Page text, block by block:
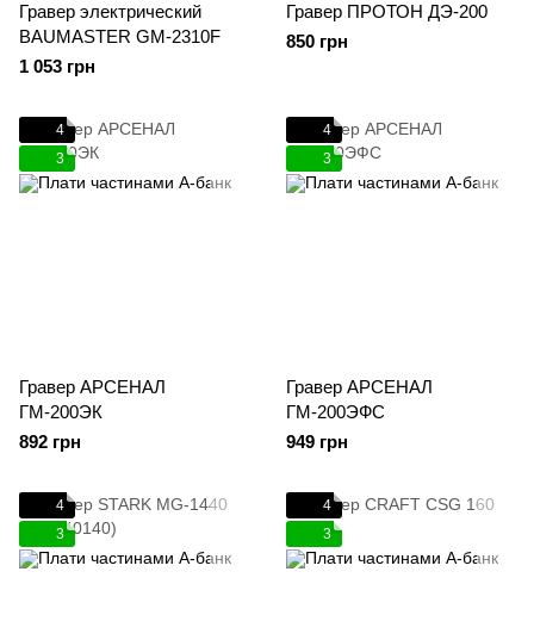
Гравер электрический
BAUMASTER GM-2310F
1 053 грн
Гравер ПРОТОН ДЭ-200
850 грн
4
3
Гравер АРСЕНАЛ
ГМ-200ЭК
892 грн
4
3
Гравер АРСЕНАЛ
ГМ-200ЭФС
949 грн
4
3
4
3